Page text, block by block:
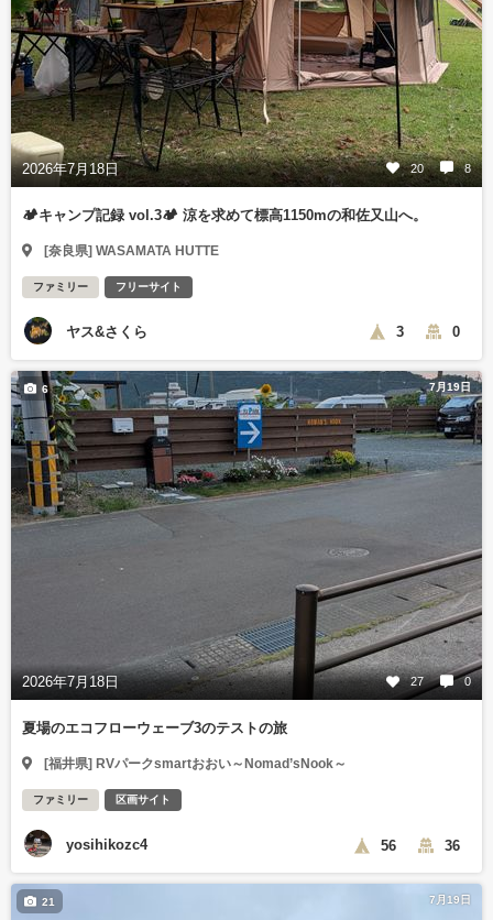
2026年7月18日 20 8
🏕️キャンプ記録 vol.3🏕️ 涼を求めて標高1150mの和佐又山へ。
[奈良県] WASAMATA HUTTE
ファミリー フリーサイト
ヤス&さくら 3 0
7月19日
2026年7月18日 27 0
6
夏場のエコフローウェーブ3のテストの旅
[福井県] RVパークsmartおおい～Nomad’sNook～
ファミリー 区画サイト
yosihikozc4 56 36
7月19日
21